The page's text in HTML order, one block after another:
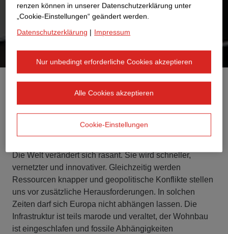
Wie kann das europäische Verkehrsnetz modernisiert
werden und belastbar bleiben? Wie entsteht Wohnraum,
Die Welt verändert sich rasant. Sie wird schneller,
vernetzter und innovativer. Gleichzeitig werden
Ressourcen knapper und geopolitische Konflikte stellen
uns vor zusätzliche Herausforderungen. In solchen
Zeiten darf sich Europa nicht abhängen lassen. Die
Infrastruktur ist teils marode und veraltet, der Wohnbau
ist eingeschlafen und fossile Abhängigkeiten
renzen können in unserer Datenschutzerklärung unter
„Cookie-Einstellungen“ geändert werden.
Datenschutzerklärung | Impressum
Nur unbedingt erforderliche Cookies akzeptieren
Alle Cookies akzeptieren
Cookie-Einstellungen